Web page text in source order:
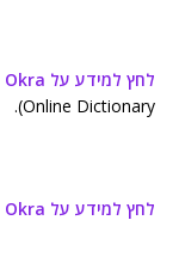
לחץ למידע על Okra
Online Dictionary).
לחץ למידע על Okra